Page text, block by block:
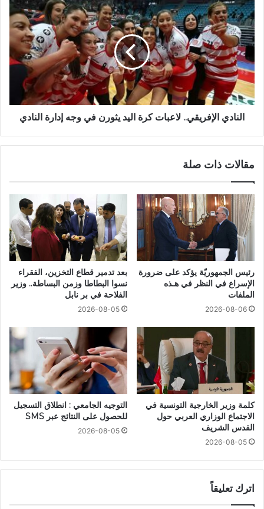
النادي الإفريقي.. لاعبات كرة اليد يثورن في وجه إدارة النادي
مقالات ذات صلة
رئيس الجمهوريّة يؤكد على ضرورة
الإسراع في النظر في هـذه
الملفات
2026-08-06
بعد تدمير قطاع التخزين، الفقراء
نسوا البطاطا وزمن البساطة.. وزير
الفلاحة في بر نابل
2026-08-05
كلمة وزير الخارجية التونسية في
الاجتماع الوزاري العربي حول
القدس الشريف
2026-08-05
التوجيه الجامعي : انطلاق التسجيل
للحصول على النتائج عبر SMS
2026-08-05
اترك تعليقاً